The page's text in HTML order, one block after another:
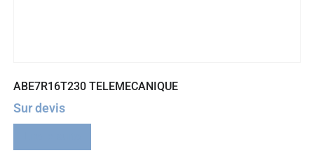
ABE7R16T230 TELEMECANIQUE
Sur devis